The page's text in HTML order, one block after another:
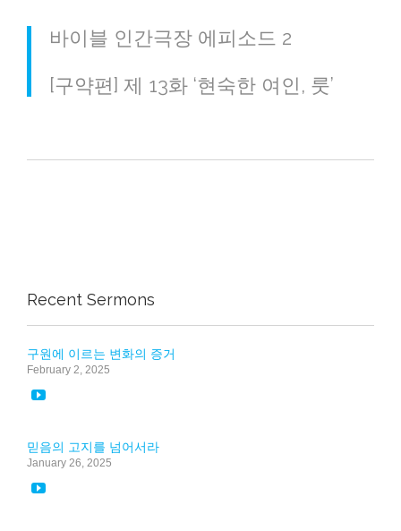
바이블 인간극장 에피소드 2
[구약편] 제 13화 ‘현숙한 여인, 룻’
Recent Sermons
구원에 이르는 변화의 증거
February 2, 2025

믿음의 고지를 넘어서라
January 26, 2025
